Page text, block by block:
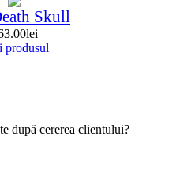
Skull
lei
produsul
după cererea clientului?